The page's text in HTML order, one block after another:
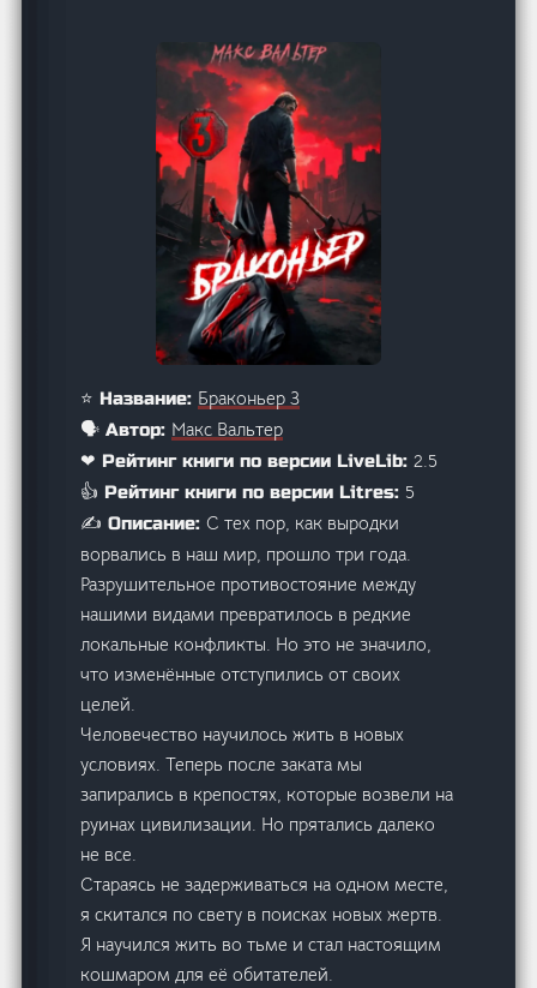
⭐ Название: Браконьер 3
🗣️ Автор: Макс Вальтер
❤ Рейтинг книги по версии LiveLib:2.5
👍 Рейтинг книги по версии Litres: 5
✍️ Описание:С тех пор, как выродки
ворвались в наш мир, прошло три года.
Разрушительное противостояние между
нашими видами превратилось в редкие
локальные конфликты. Но это не значило,
что изменённые отступились от своих
целей.
Человечество научилось жить в новых
условиях. Теперь после заката мы
запирались в крепостях, которые возвели на
руинах цивилизации. Но прятались далеко
не все.
Стараясь не задерживаться на одном месте,
я скитался по свету в поисках новых жертв.
Я научился жить во тьме и стал настоящим
кошмаром для её обитателей.